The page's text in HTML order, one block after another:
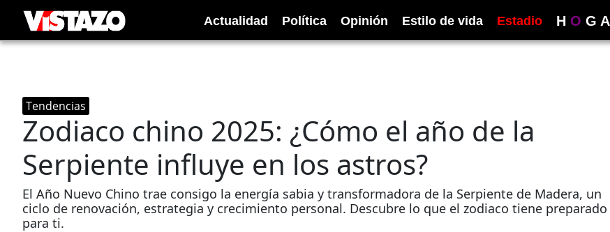
Actualidad Política Opinión Estilo de vida Estadio H O G A
Tendencias
Zodiaco chino 2025: ¿Cómo el año de la
Serpiente influye en los astros?
El Año Nuevo Chino trae consigo la energía sabia y transformadora de la Serpiente de Madera, un
ciclo de renovación, estrategia y crecimiento personal. Descubre lo que el zodiaco tiene preparado
para ti.